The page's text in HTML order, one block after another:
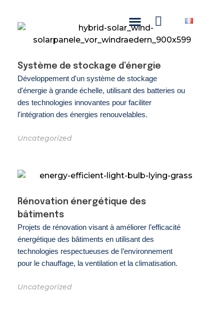
NASCOM-NASGREEN
Système de stockage d’énergie
Développement d'un système de stockage
d'énergie à grande échelle, utilisant des batteries ou
des technologies innovantes pour faciliter
l'intégration des énergies renouvelables.
Uncategorized
Rénovation énergétique des
bâtiments
Projets de rénovation visant à améliorer l’efficacité
énergétique des bâtiments en utilisant des
technologies respectueuses de l’environnement
pour le chauffage, la ventilation et la climatisation.
Uncategorized